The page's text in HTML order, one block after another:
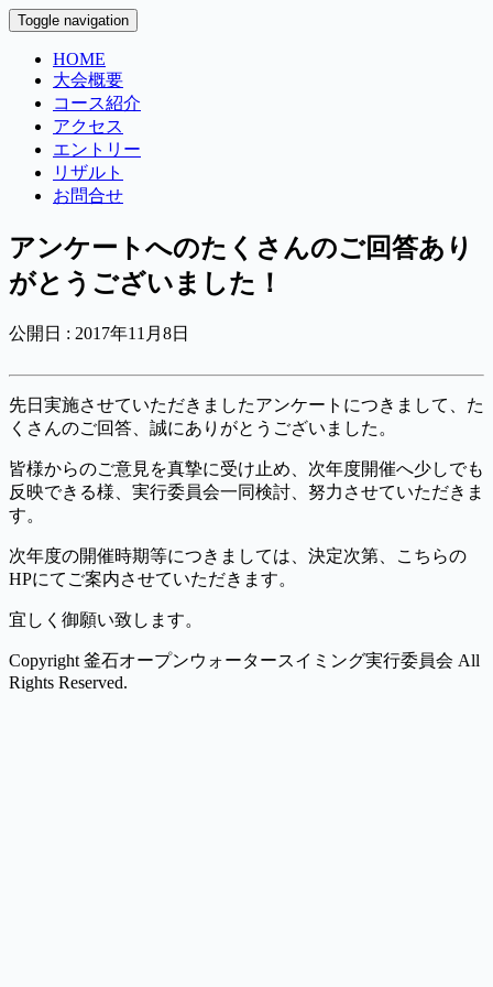
Toggle navigation
HOME
大会概要
コース紹介
アクセス
エントリー
リザルト
お問合せ
アンケートへのたくさんのご回答あり
がとうございました！
公開日 : 2017年11月8日
先日実施させていただきましたアンケートにつきまして、た
くさんのご回答、誠にありがとうございました。
皆様からのご意見を真摯に受け止め、次年度開催へ少しでも
反映できる様、実行委員会一同検討、努力させていただきま
す。
次年度の開催時期等につきましては、決定次第、こちらの
HPにてご案内させていただきます。
宜しく御願い致します。
Copyright 釜石オープンウォータースイミング実行委員会 All
Rights Reserved.